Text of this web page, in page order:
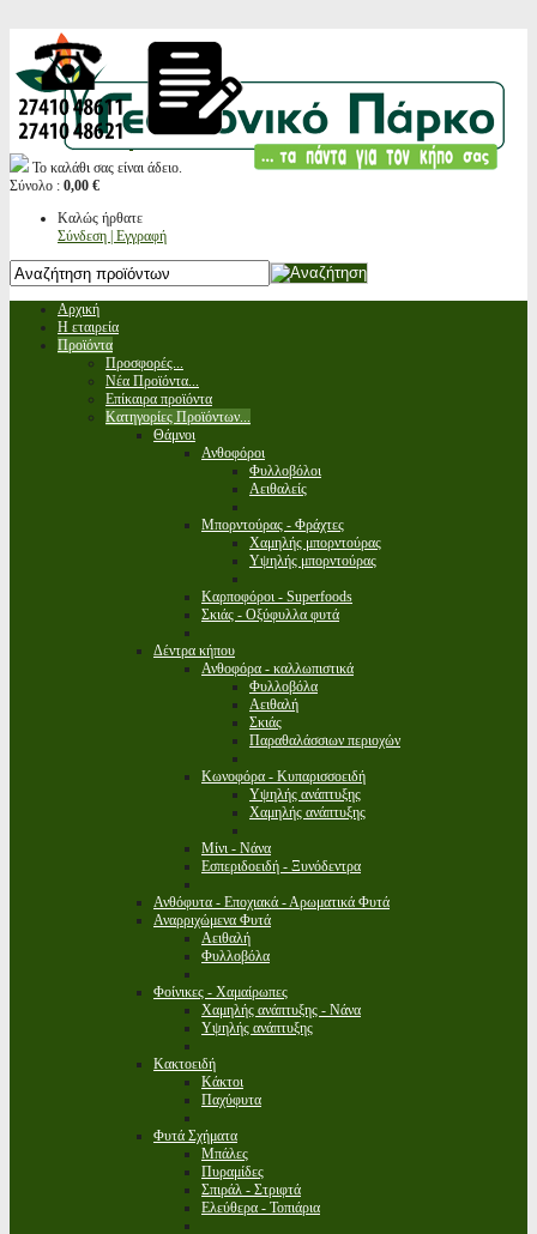
Το καλάθι σας είναι άδειο.
Σύνολο : 0,00 €
Καλώς ήρθατε
Σύνδεση | Εγγραφή
Αρχική
Η εταιρεία
Προϊόντα
Προσφορές...
Νέα Προϊόντα...
Επίκαιρα προϊόντα
Κατηγορίες Προϊόντων...
Θάμνοι
Ανθοφόροι
Φυλλοβόλοι
Αειθαλείς
Μπορντούρας - Φράχτες
Χαμηλής μπορντούρας
Υψηλής μπορντούρας
Καρποφόροι - Superfoods
Σκιάς - Οξύφυλλα φυτά
Δέντρα κήπου
Ανθοφόρα - καλλωπιστικά
Φυλλοβόλα
Αειθαλή
Σκιάς
Παραθαλάσσιων περιοχών
Κωνοφόρα - Κυπαρισσοειδή
Υψηλής ανάπτυξης
Χαμηλής ανάπτυξης
Μίνι - Νάνα
Εσπεριδοειδή - Ξυνόδεντρα
Ανθόφυτα - Εποχιακά - Αρωματικά Φυτά
Αναρριχώμενα Φυτά
Αειθαλή
Φυλλοβόλα
Φοίνικες - Χαμαίρωπες
Χαμηλής ανάπτυξης - Νάνα
Υψηλής ανάπτυξης
Κακτοειδή
Κάκτοι
Παχύφυτα
Φυτά Σχήματα
Μπάλες
Πυραμίδες
Σπιράλ - Στριφτά
Ελεύθερα - Τοπιάρια